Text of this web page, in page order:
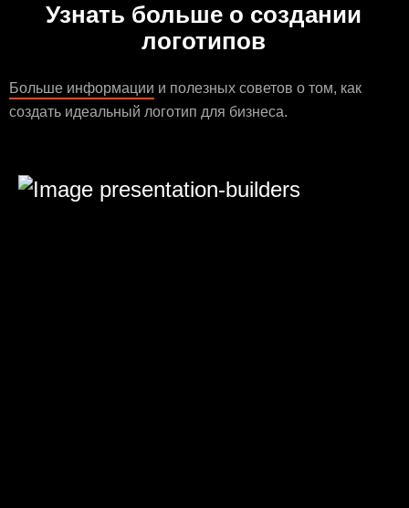
Узнать больше о создании
логотипов
Больше информации и полезных советов о том, как
создать идеальный логотип для бизнеса.